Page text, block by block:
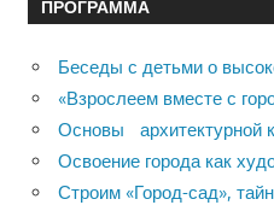
ПРОГРАММА
Беседы с детьми о
«Взрослеем вместе с
Основы архитектурной
Освоение города как
Строим «Город-сад»,